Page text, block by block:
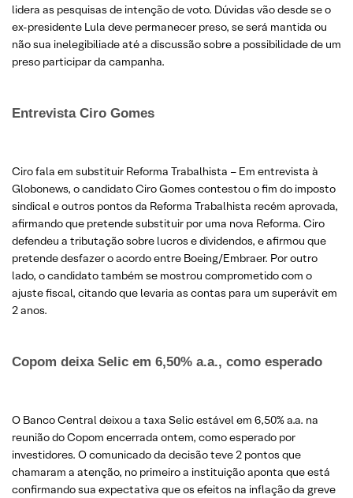
lidera as pesquisas de intenção de voto. Dúvidas vão desde se o
ex-presidente Lula deve permanecer preso, se será mantida ou
não sua inelegibiliade até a discussão sobre a possibilidade de um
preso participar da campanha.
Entrevista Ciro Gomes
Ciro fala em substituir Reforma Trabalhista – Em entrevista à
Globonews, o candidato Ciro Gomes contestou o fim do imposto
sindical e outros pontos da Reforma Trabalhista recém aprovada,
afirmando que pretende substituir por uma nova Reforma. Ciro
defendeu a tributação sobre lucros e dividendos, e afirmou que
pretende desfazer o acordo entre Boeing/Embraer. Por outro
lado, o candidato também se mostrou comprometido com o
ajuste fiscal, citando que levaria as contas para um superávit em
2 anos.
Copom deixa Selic em 6,50% a.a., como esperado ​
O Banco Central deixou a taxa Selic estável em 6,50% a.a. na
reunião do Copom encerrada ontem, como esperado por
investidores. O comunicado da decisão teve 2 pontos que
chamaram a atenção, no primeiro a instituição aponta que está
confirmando sua expectativa que os efeitos na inflação da greve